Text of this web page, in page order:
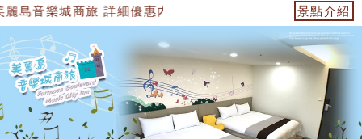
島音樂城商旅 詳細優惠內容都在優惠訊息中 官方網站
景點介紹